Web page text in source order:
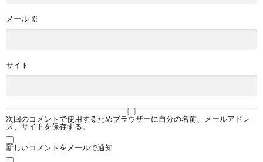
メール ※
サイト
次回のコメントで使用するためブラウザーに自分の名前、メールアドレ
ス、サイトを保存する。
新しいコメントをメールで通知